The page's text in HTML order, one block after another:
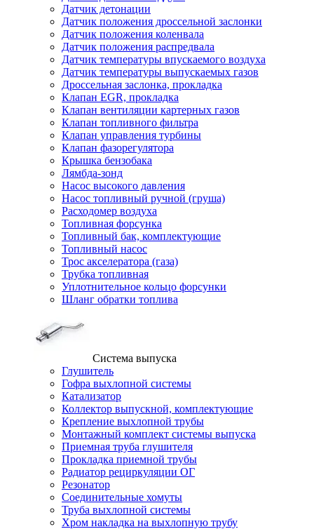
Датчик детонации
Датчик положения дроссельной заслонки
Датчик положения коленвала
Датчик положения распредвала
Датчик температуры впускаемого воздуха
Датчик температуры выпускаемых газов
Дроссельная заслонка, прокладка
Клапан EGR, прокладка
Клапан вентиляции картерных газов
Клапан топливного фильтра
Клапан управления турбины
Клапан фазорегулятора
Крышка бензобака
Лямбда-зонд
Насос высокого давления
Насос топливный ручной (груша)
Расходомер воздуха
Топливная форсунка
Топливный бак, комплектующие
Топливный насос
Трос акселератора (газа)
Трубка топливная
Уплотнительное кольцо форсунки
Шланг обратки топлива
Система выпуска
Глушитель
Гофра выхлопной системы
Катализатор
Коллектор выпускной, комплектующие
Крепление выхлопной трубы
Монтажный комплект системы выпуска
Приемная труба глушителя
Прокладка приемной трубы
Радиатор рециркуляции ОГ
Резонатор
Соединительные хомуты
Труба выхлопной системы
Хром накладка на выхлопную трубу